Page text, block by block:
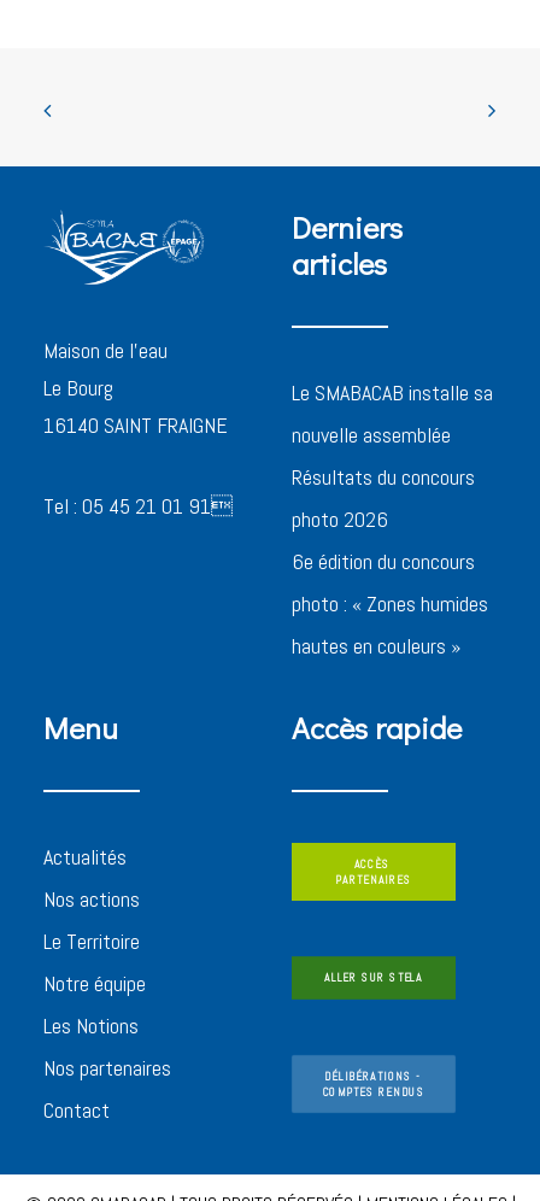
Maison de l’eau
Le Bourg
16140 SAINT FRAIGNE
Tel : 05 45 21 01 91
Derniers
articles
Le SMABACAB installe sa
nouvelle assemblée
Résultats du concours
photo 2026
6e édition du concours
photo : « Zones humides
hautes en couleurs »
Menu
Actualités
Nos actions
Le Territoire
Notre équipe
Les Notions
Nos partenaires
Contact
Accès rapide
ACCÈS
PARTENAIRES
ALLER SUR STELA
DÉLIBÉRATIONS -
COMPTES RENDUS